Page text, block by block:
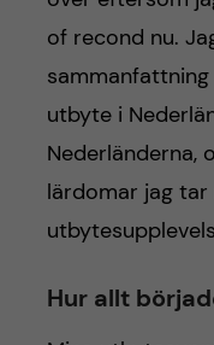
of recond nu.
utbyte i
Nederländerna,
lärdomar jag
Hur allt